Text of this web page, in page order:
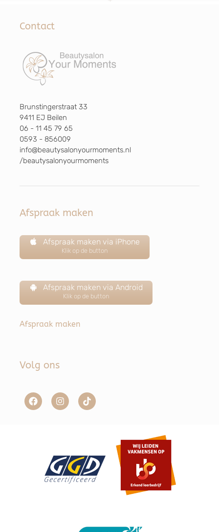
Contact
Brunstingerstraat 33
9411 EJ Beilen
06 - 11 45 79 65
0593 - 856009
info@beautysalonyourmoments.nl
/beautysalonyourmoments
Afspraak maken
Afspraak maken via iPhone
Klik op de button
Afspraak maken via Android
Klik op de button
Afspraak maken
Volg ons